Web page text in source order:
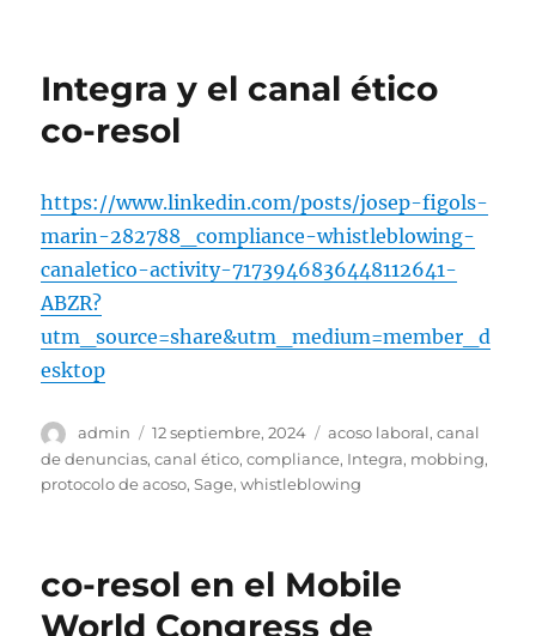
Integra y el canal ético
co-resol
https://www.linkedin.com/posts/josep-figols-
marin-282788_compliance-whistleblowing-
canaletico-activity-7173946836448112641-
ABZR?
utm_source=share&utm_medium=member_d
esktop
Autor
admin
Publicado
el
12 septiembre, 2024 Etiquetas
acoso laboral,canal
de denuncias,canal ético,compliance, Integra, mobbing,
protocolo de acoso,Sage,whistleblowing
co-resol en el Mobile
World Congress de